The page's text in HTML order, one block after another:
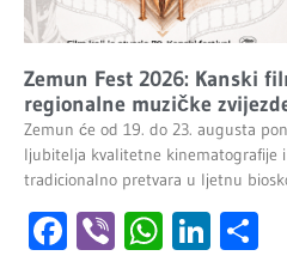
Zemun Fest 2026: Kanski
regionalne muzičke
Zemun će od 19. do 23. augusta
ljubitelja kvalitetne kinematografije
tradicionalno pretvara u ljetnu
Facebook
Viber